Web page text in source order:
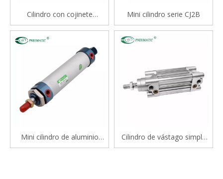
Cilindro con cojinete
deslizante tipo varilla doble
serie STM
Mini cilindro serie CJ2B
Mini cilindro de aluminio
serie Mal
Cilindro de vástago simple
estándar de doble efecto